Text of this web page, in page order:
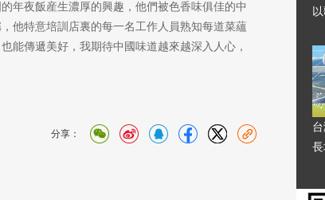
年夜飯産生濃厚的興趣，他們被色香味俱佳的中
他特意培訓店裏的每一名工作人員熟知每道菜蘊
能傳遞美好，我期待中國味道越來越深入人心，
分享：